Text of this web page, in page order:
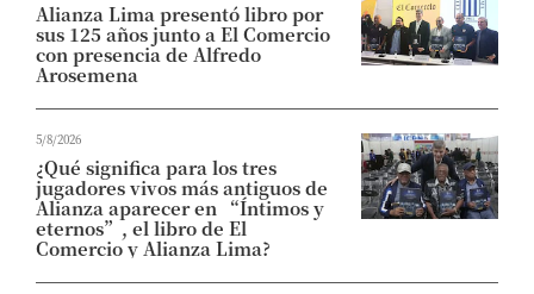
Alianza Lima presentó libro por
sus 125 años junto a El Comercio
con presencia de Alfredo
Arosemena
5/8/2026
¿Qué significa para los tres
jugadores vivos más antiguos de
Alianza aparecer en “Íntimos y
eternos”, el libro de El
Comercio y Alianza Lima?